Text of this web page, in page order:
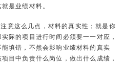
是业绩材料。
意这么几点，材料的真实性；就是你
际的项目进行时间必须要一一对应，
填错，不然会影响业绩材料的真实
目中负责什么岗位，做出什么成绩，